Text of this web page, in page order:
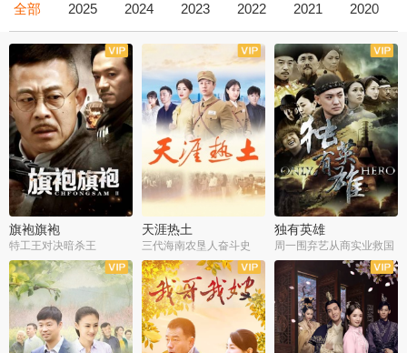
全部 2025 2024 2023 2022 2021 2020
全43集
旗袍旗袍
特工王对决暗杀王
全36集
天涯热土
三代海南农垦人奋斗史
全34集
独有英雄
周一围弃艺从商实业救国
全34集
全50集 全51集